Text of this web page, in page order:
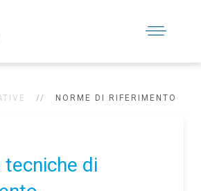
NORME DI RIFERIMENTO
tecniche di